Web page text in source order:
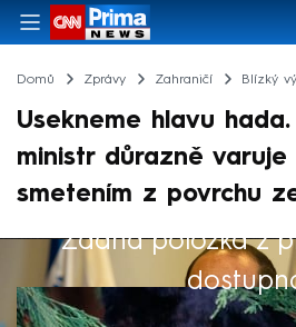
Domů Zprávy Zahraničí Blízký
Usekneme hlavu
ministr důrazně
smetením z povrchu
Žádná položka z
Výběr redakce